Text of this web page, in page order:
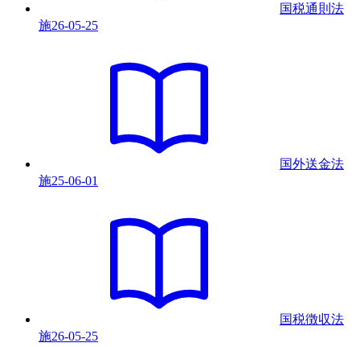
国税通則法
施26-05-25
国外送金法
施25-06-01
国税徴収法
施26-05-25